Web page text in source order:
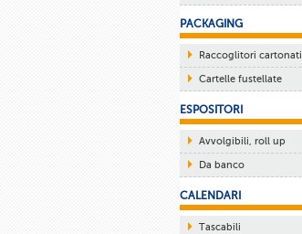
PACKAGING
Raccoglitori cartonati
Cartelle fustellate
ESPOSITORI
Avvolgibili, roll up
Da banco
CALENDARI
Tascabili